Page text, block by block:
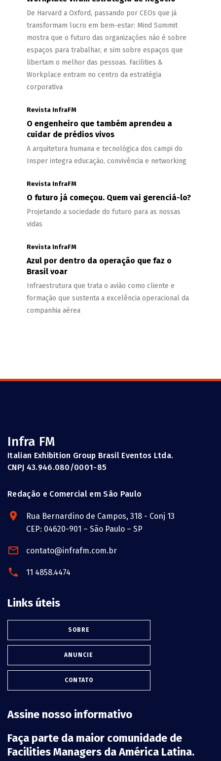
De Harvard a Oxford, passando por CEOs que já
transformam lucro em bem-estar: Mind Summit
mostra que o futuro das organizações não é sobre
espaços para trabalhar, e sim sobre espaços que
libertam o melhor das pessoas. Facilities &
Workplace entram no centro da estratégia
corporativa
Revista InfraFM
O engenheiro que também aprendeu a
cuidar de prédios vivos
A arquitetura humana e tecnológica dos campi do
Insper integra educação, convivência e networking
Revista InfraFM
O futuro já começou. Quem vai gerenciá-lo?
Projetando a sociedade do futuro para as nossas
vidas
Revista InfraFM
Azul por dentro da operação que faz o
Brasil voar
Infraestrutura que trata o avião como cliente e
formação que sustenta a excelência operacional da
companhia aérea
Infra FM
Italian Exhibition Group Brasil Eventos Ltda.
CNPJ 43.946.080/0001-85
Redação e Comercial em São Paulo
Rua Bernardino de Campos, 318 - Conj 13
CEP: 04620-901 – São Paulo – SP
contato@infrafm.com.br
11 4858.4474
Links úteis
SOBRE
ANUNCIE
CONTATO
Assine nosso informativo
Faça parte da maior comunidade de
Facilities Managers da América Latina.